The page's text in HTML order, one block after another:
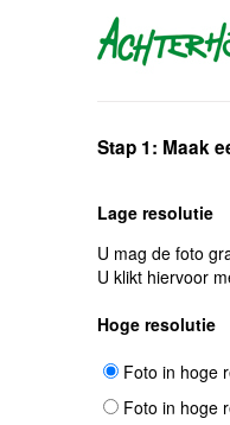
Stap 1: Maak
Lage resolutie
U mag de foto
U klikt hiervoor
Hoge resolutie
Foto in hoge
Foto in hoge